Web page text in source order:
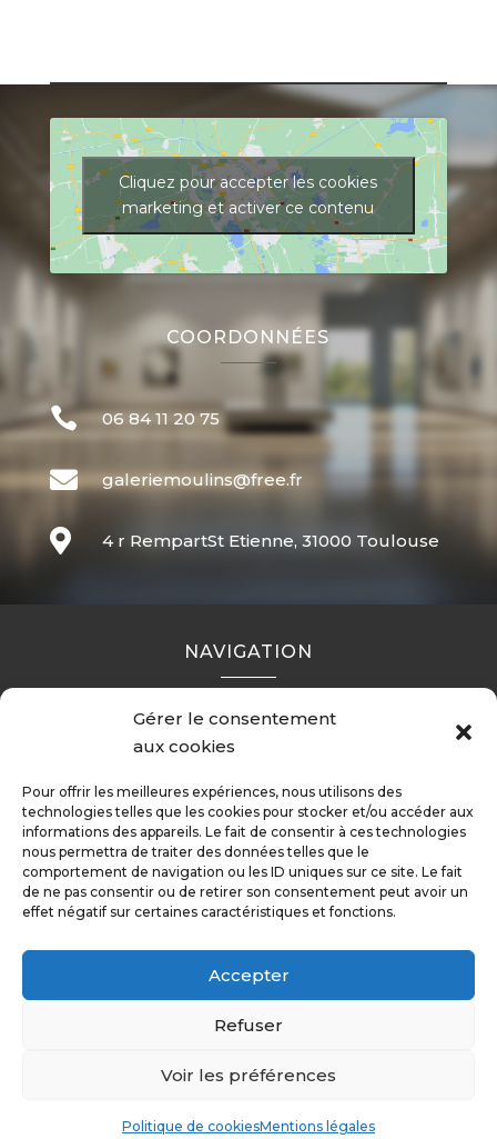
Gérer le consentement
aux cookies
Pour offrir les meilleures expériences, nous utilisons des
technologies telles que les cookies pour stocker et/ou accéder aux
informations des appareils. Le fait de consentir à ces technologies
nous permettra de traiter des données telles que le
comportement de navigation ou les ID uniques sur ce site. Le fait
de ne pas consentir ou de retirer son consentement peut avoir un
effet négatif sur certaines caractéristiques et fonctions.
Accepter
Refuser
Voir les préférences
Politique de cookiesMentions légales
Cliquez pour accepter les cookies
marketing et activer ce contenu
COORDONNÉES
 06 84 11 20 75
 galeriemoulins@free.fr
 4 r RempartSt Etienne, 31000 Toulouse
NAVIGATION
Accueil Prestations
Contact
Mentions légales
RÉALISATION
Estimation œuvres d’arts à
Estimation tableaux à Toulouse
Vente
réservés